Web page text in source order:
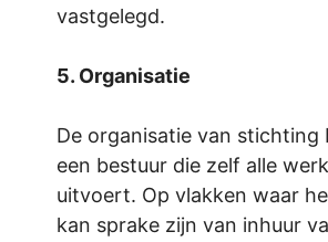
vastgelegd.
5. Organisatie
De organisatie van stichting
een bestuur die zelf alle
uitvoert. Op vlakken waar
kan sprake zijn van inhuur